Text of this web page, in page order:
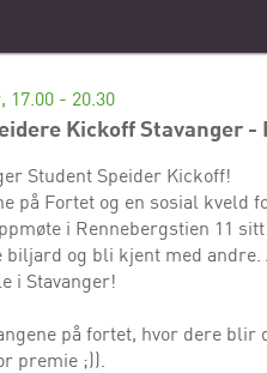
- 20.30
Kickoff Stavanger -
Student Speider Kickoff!
på Fortet og en sosial kveld
i Rennebergstien 11
og bli kjent med
i Stavanger!
på fortet, hvor dere
premie ;)).